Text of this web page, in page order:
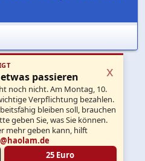
passieren
noch nicht. Am Montag, 10.
Verpflichtung bezahlen.
bleiben soll, brauchen
geben Sie, was Sie können.
mehr geben kann, hilft
25 Euro
x